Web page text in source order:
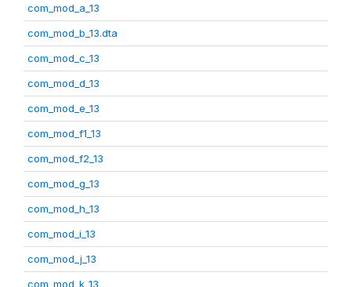
com_mod_a_13
com_mod_b_13.dta
com_mod_c_13
com_mod_d_13
com_mod_e_13
com_mod_f1_13
com_mod_f2_13
com_mod_g_13
com_mod_h_13
com_mod_i_13
com_mod_j_13
com_mod_k_13